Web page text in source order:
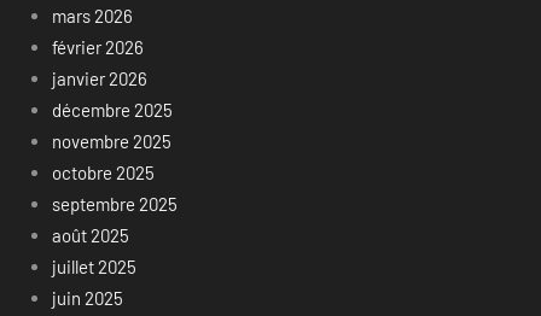
mars 2026
février 2026
janvier 2026
décembre 2025
novembre 2025
octobre 2025
septembre 2025
août 2025
juillet 2025
juin 2025